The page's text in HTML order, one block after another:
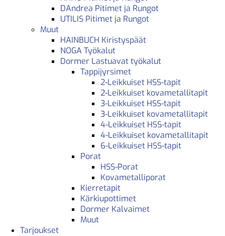
DAndrea Pitimet ja Rungot
UTILIS Pitimet ja Rungot
Muut
HAINBUCH Kiristyspäät
NOGA Työkalut
Dormer Lastuavat työkalut
Tappijyrsimet
2-Leikkuiset HSS-tapit
2-Leikkuiset kovametallitapit
3-Leikkuiset HSS-tapit
3-Leikkuiset kovametallitapit
4-Leikkuiset HSS-tapit
4-Leikkuiset kovametallitapit
6-Leikkuiset HSS-tapit
Porat
HSS-Porat
Kovametalliporat
Kierretapit
Kärkiupottimet
Dormer Kalvaimet
Muut
Tarjoukset